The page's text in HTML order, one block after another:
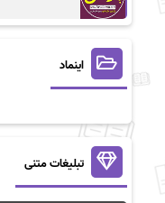
اینماد
تبلیغات متنی